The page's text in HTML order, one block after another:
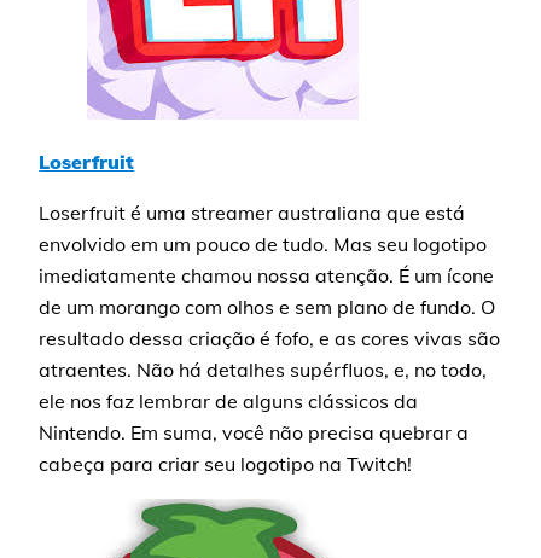
Loserfruit
Loserfruit é uma streamer australiana que está
envolvido em um pouco de tudo. Mas seu logotipo
imediatamente chamou nossa atenção. É um ícone
de um morango com olhos e sem plano de fundo. O
resultado dessa criação é fofo, e as cores vivas são
atraentes. Não há detalhes supérfluos, e, no todo,
ele nos faz lembrar de alguns clássicos da
Nintendo. Em suma, você não precisa quebrar a
cabeça para criar seu logotipo na Twitch!